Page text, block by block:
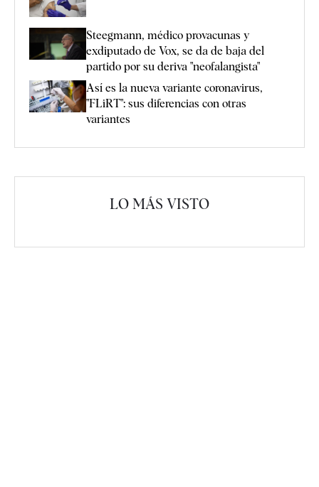
Steegmann, médico provacunas y
exdiputado de Vox, se da de baja del
partido por su deriva "neofalangista"
Así es la nueva variante coronavirus,
"FLiRT": sus diferencias con otras
variantes
LO MÁS VISTO